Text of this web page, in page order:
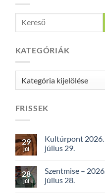
KATEGÓRIÁK
Kategóriák
FRISSEK
29
júl
Kultúrpont 2026.
július 29.
28
júl
Szentmise – 2026.
július 28.